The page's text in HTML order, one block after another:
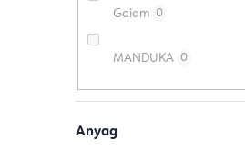
Gaiam 0
MANDUKA 0
Anyag